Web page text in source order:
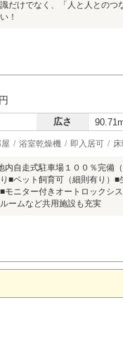
だけでなく、「人と人との
！
広さ
浴室乾燥機 即入居可
内自走式駐車場１００％完備
■ペット飼育可（細則有り）■
モニター付きオートロックシ
ームなど共用施設も充実